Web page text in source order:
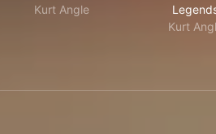
Kurt Angle
Kurt